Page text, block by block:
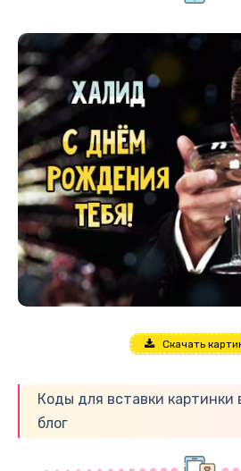
Скачать
Коды для вставки картинки
блог